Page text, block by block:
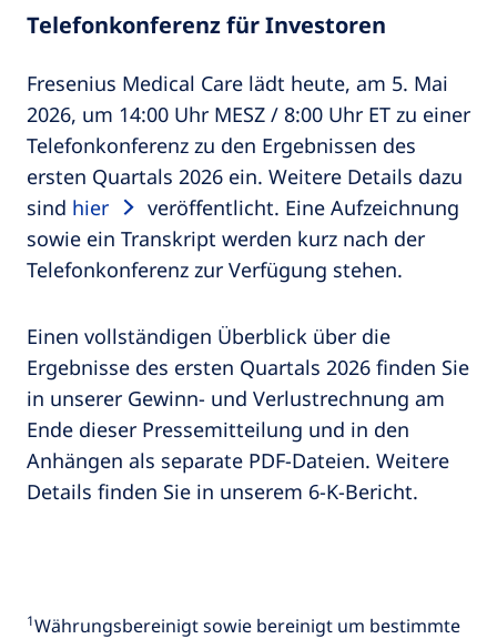
Telefonkonferenz für Investoren
Fresenius Medical Care lädt heute, am 5. Mai
2026, um 14:00 Uhr MESZ / 8:00 Uhr ET zu einer
Telefonkonferenz zu den Ergebnissen des
ersten Quartals 2026 ein. Weitere Details dazu
sind hier
veröffentlicht. Eine Aufzeichnung
sowie ein Transkript werden kurz nach der
Telefonkonferenz zur Verfügung stehen.
Einen vollständigen Überblick über die
Ergebnisse des ersten Quartals 2026 finden Sie
in unserer Gewinn- und Verlustrechnung am
Ende dieser Pressemitteilung und in den
Anhängen als separate PDF-Dateien. Weitere
Details finden Sie in unserem 6-K-Bericht.
1Währungsbereinigt sowie bereinigt um bestimmte